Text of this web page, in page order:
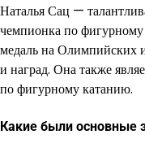
Наталья Сац —
чемпионка по
медаль на Олимпийских
и наград. Она также
по фигурному катанию.
Какие были основные